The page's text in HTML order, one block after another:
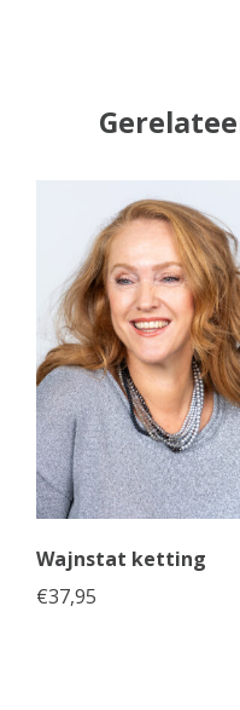
Wajnstat ketting
€37,95